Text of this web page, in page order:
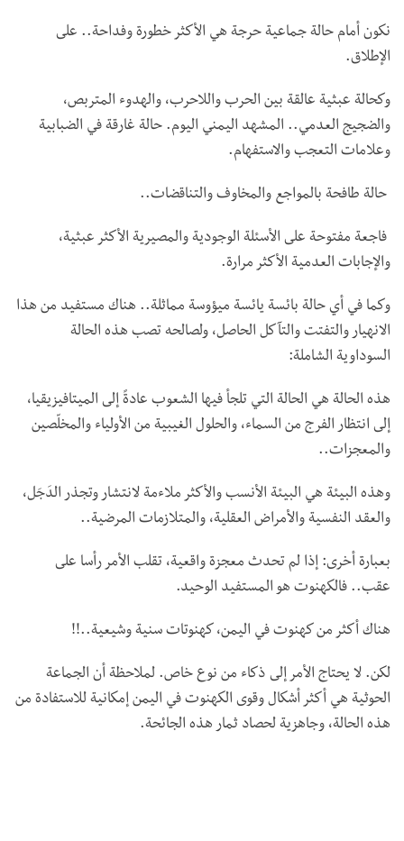
نكون أمام حالة جماعية حرجة هي الأكثر خطورة وفداحة.. على
الإطلاق.
وكحالة عبثية عالقة بين الحرب واللاحرب، والهدوء المتربص،
والضجيج العدمي.. المشهد اليمني اليوم. حالة غارقة في الضبابية
وعلامات التعجب والاستفهام.
حالة طافحة بالمواجع والمخاوف والتناقضات..
فاجعة مفتوحة على الأسئلة الوجودية والمصيرية الأكثر عبثية،
والإجابات العدمية الأكثر مرارة.
وكما في أي حالة بائسة يائسة ميؤوسة مماثلة.. هناك مستفيد من هذا
الانهيار والتفتت والتآكل الحاصل، ولصالحه تصب هذه الحالة
السوداوية الشاملة:
هذه الحالة هي الحالة التي تلجأ فيها الشعوب عادةً إلى الميتافيزيقيا،
إلى انتظار الفرج من السماء، والحلول الغيبية من الأولياء والمخلّصين
والمعجزات..
وهذه البيئة هي البيئة الأنسب والأكثر ملاءمة لانتشار وتجذر الدَجَل،
والعقد النفسية والأمراض العقلية، والمتلازمات المرضية..
بعبارة أخرى: إذا لم تحدث معجزة واقعية، تقلب الأمر رأسا على
عقب.. فالكهنوت هو المستفيد الوحيد.
هناك أكثر من كهنوت في اليمن، كهنوتات سنية وشيعية..!!
لكن. لا يحتاج الأمر إلى ذكاء من نوع خاص. لملاحظة أن الجماعة
الحوثية هي أكثر أشكال وقوى الكهنوت في اليمن إمكانية للاستفادة من
هذه الحالة، وجاهزية لحصاد ثمار هذه الجائحة.